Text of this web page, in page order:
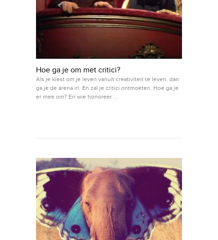
Hoe ga je om met critici?
Als je kiest om je leven vanuit creativiteit te leven, dan
ga je de arena in. En zal je critici ontmoeten. Hoe ga je
er mee om? En wie honoreer …